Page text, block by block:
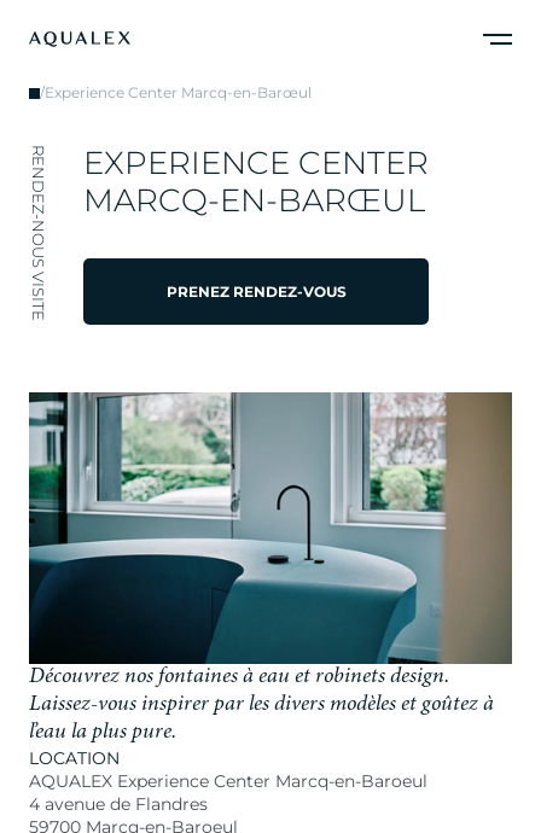
/Experience Center Marcq-en-Barœul
RENDEZ-NOUS VISITE EXPERIENCE CENTER
MARCQ-EN-BARŒUL
PRENEZ RENDEZ-VOUS
Découvrez nos fontaines à eau et robinets design.
Laissez-vous inspirer par les divers modèles et goûtez à
l’eau la plus pure.
LOCATION
AQUALEX Experience Center Marcq-en-Baroeul
4 avenue de Flandres
59700 Marcq-en-Baroeul